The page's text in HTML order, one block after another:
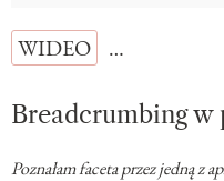
WIDEO …
Breadcrumbing w
Poznałam faceta przez jedną z